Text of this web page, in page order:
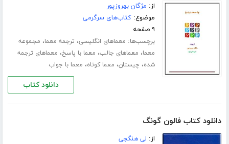
از: مژگان بهروزپور
موضوع:کتاب‌های سرگرمی
۹ صفحه
برچسب‌ها: معماهای انگلیسی، ترجمه معما، مجموعه
معما، معماهای جالب، معما با پاسخ، معماهای ترجمه
شده، چیستان، معما کوتاه، معما با جواب
دانلود کتاب
دانلود کتاب فالون گونگ
از: لی هنگجی